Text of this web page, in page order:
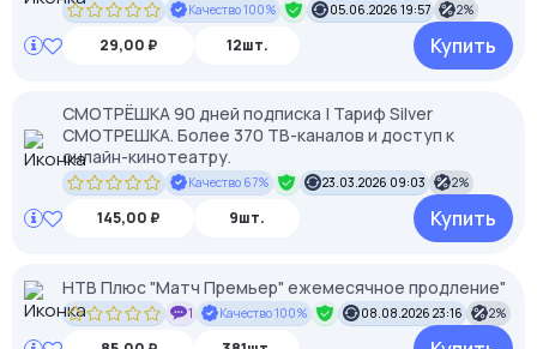
Качество 100% 05.06.2026 19:57 2%
29,00 ₽ 12шт. Купить
СМОТРЁШКА 90 дней подписка | Тариф Silver
СМОТРЕШКА. Более 370 ТВ-каналов и доступ к
онлайн-кинотеатру.
Качество 67% 23.03.2026 09:03 2%
145,00 ₽ 9шт. Купить
НТВ Плюс "Матч Премьер" ежемесячное продление"
1 Качество 100% 08.08.2026 23:16 2%